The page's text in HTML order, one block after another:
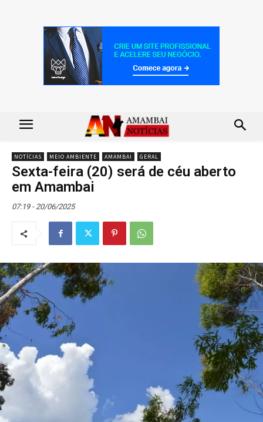
NOTÍCIAS MEIO AMBIENTE AMAMBAI GERAL
Sexta-feira (20) será de céu aberto
em Amambai
07:19 - 20/06/2025